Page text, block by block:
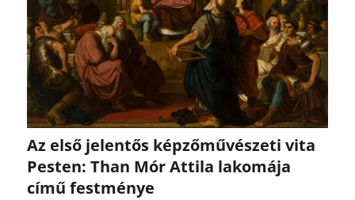
Az első jelentős képzőművészeti vita
Pesten: Than Mór Attila lakomája
című festménye